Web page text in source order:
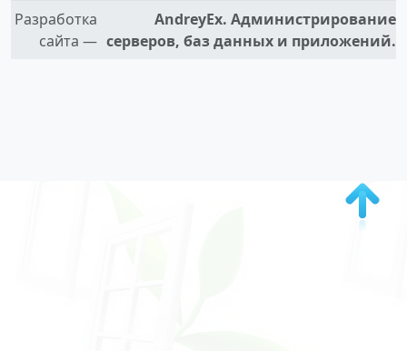
Разработка
сайта —
AndreyEx. Администрирование
серверов, баз данных и приложений.